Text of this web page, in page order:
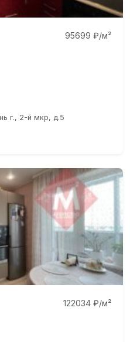
95699 ₽/м²
г., 2-й мкр, д.5
122034 ₽/м²